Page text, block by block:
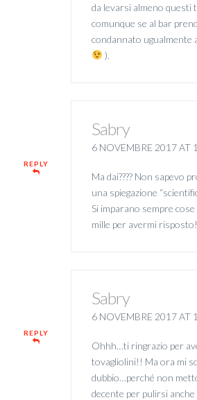
da levarsi almeno questi
comunque se al bar
condannato ugualmente
).
REPLY
Sabry
6 NOVEMBRE 2017 AT
Ma dai???? Non sapevo
una spiegazione
Si imparano sempre
mille per avermi risposto!
REPLY
Sabry
6 NOVEMBRE 2017 AT
Ohhh…ti ringrazio per
tovagliolini!! Ma ora mi
dubbio…perché non
decente per pulirsi